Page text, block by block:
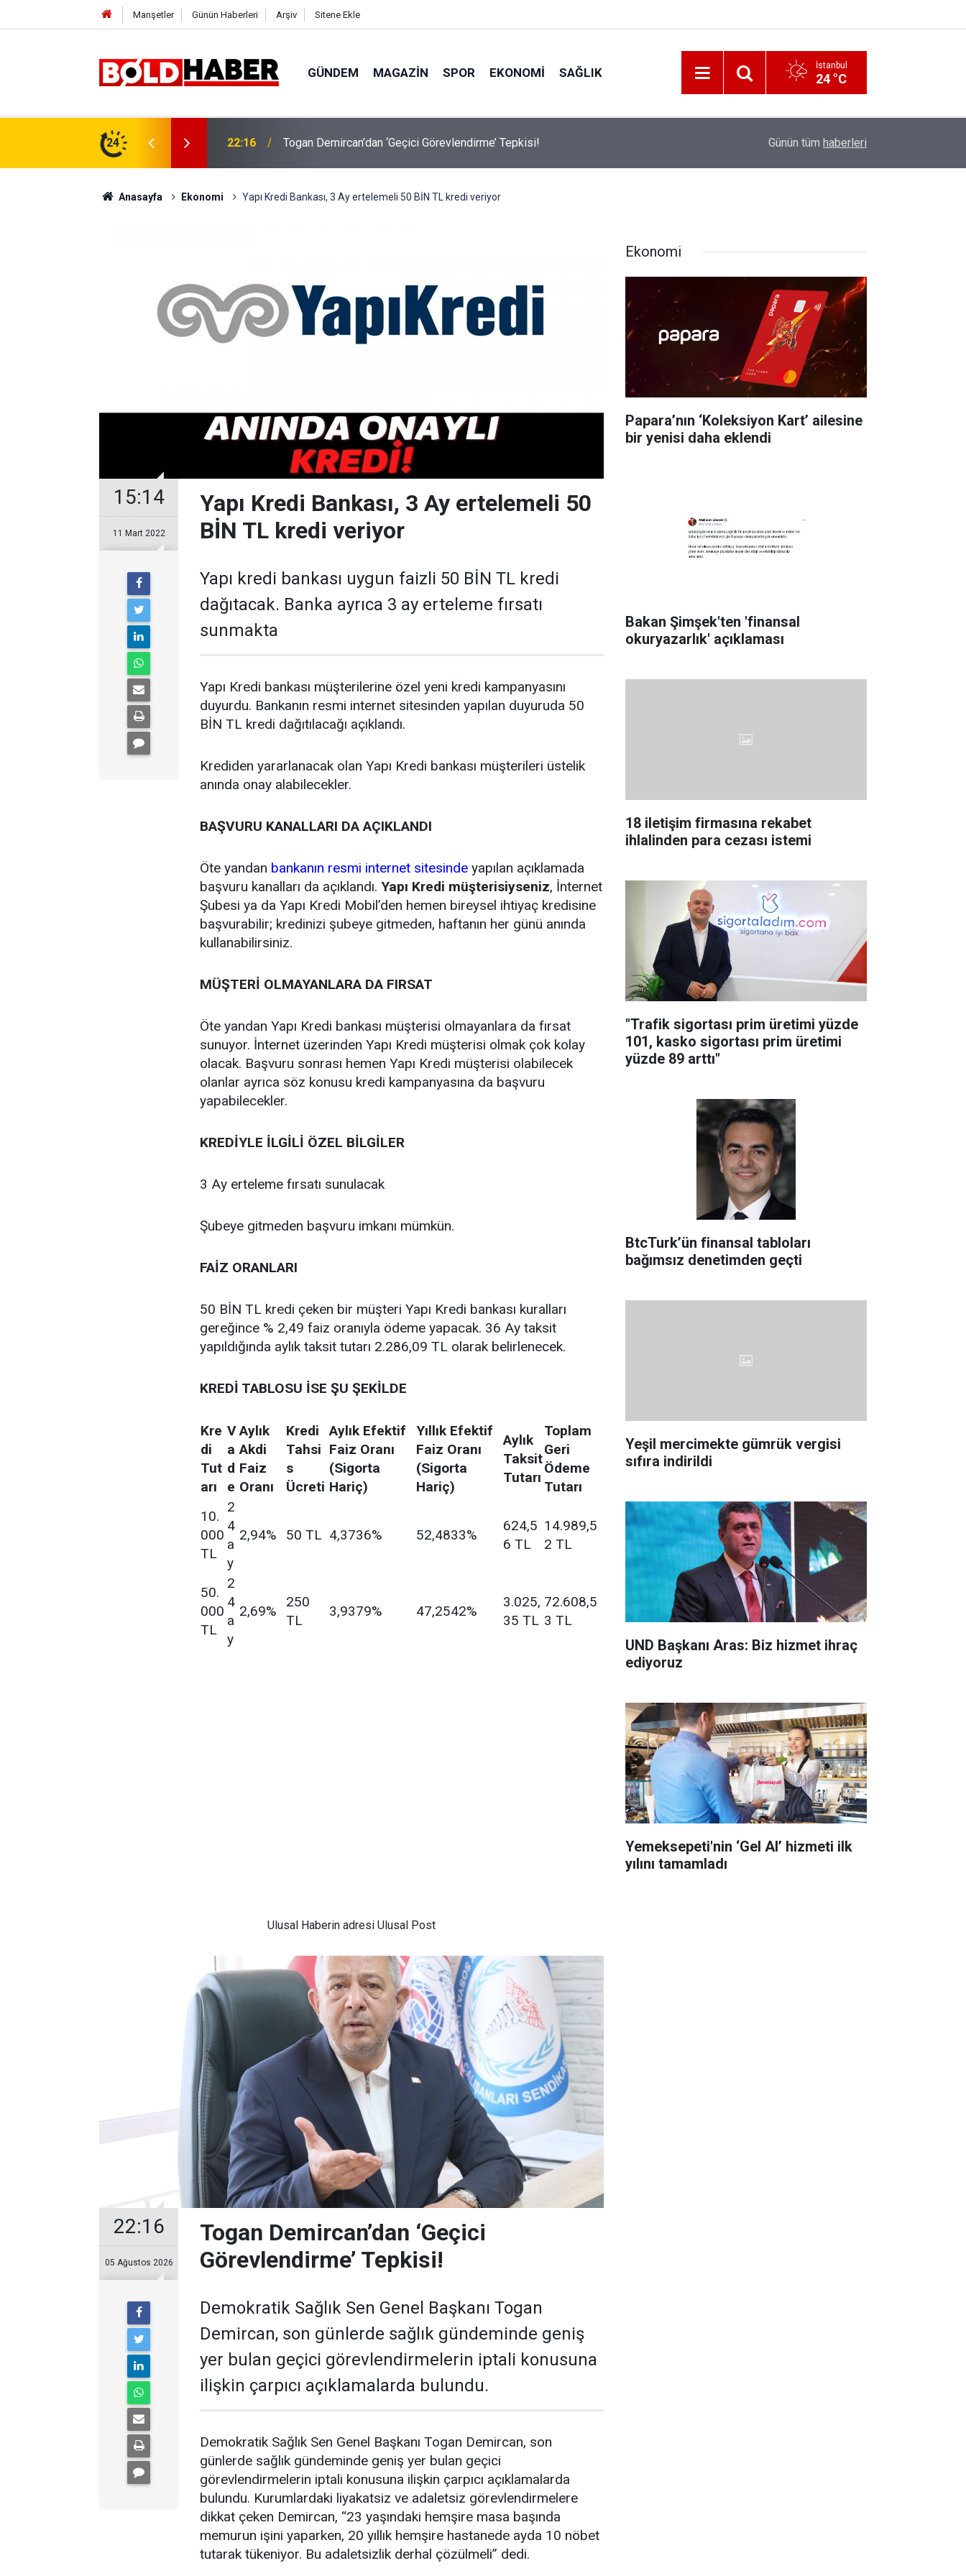
Manşetler Günün Haberleri Arşiv Sitene Ekle
GÜNDEM MAGAZIN SPOR EKONOMI SAĞLIK İstanbul
24 °C
24 19:32 Sıcak Havalarda Ödem Şikayetini Hafife Almayın! İzmir 112’de Kan Donduran İddialar!
Günün tüm haberleri
Anasayfa Ekonomi Yapı Kredi Bankası, 3 Ay ertelemeli 50 BİN TL kredi veriyor
15:14
11 Mart 2022
Yapı Kredi Bankası, 3 Ay ertelemeli 50
BİN TL kredi veriyor
Yapı kredi bankası uygun faizli 50 BİN TL kredi
dağıtacak. Banka ayrıca 3 ay erteleme fırsatı
sunmakta
Yapı Kredi bankası müşterilerine özel yeni kredi kampanyasını
duyurdu. Bankanın resmi internet sitesinden yapılan duyuruda 50
BİN TL kredi dağıtılacağı açıklandı.
Krediden yararlanacak olan Yapı Kredi bankası müşterileri üstelik
anında onay alabilecekler.
BAŞVURU KANALLARI DA AÇIKLANDI
Öte yandan bankanın resmi internet sitesinde yapılan açıklamada
başvuru kanalları da açıklandı. Yapı Kredi müşterisiyseniz, İnternet
Şubesi ya da Yapı Kredi Mobil’den hemen bireysel ihtiyaç kredisine
başvurabilir; kredinizi şubeye gitmeden, haftanın her günü anında
kullanabilirsiniz.
MÜŞTERİ OLMAYANLARA DA FIRSAT
Öte yandan Yapı Kredi bankası müşterisi olmayanlara da fırsat
sunuyor. İnternet üzerinden Yapı Kredi müşterisi olmak çok kolay
olacak. Başvuru sonrası hemen Yapı Kredi müşterisi olabilecek
olanlar ayrıca söz konusu kredi kampanyasına da başvuru
yapabilecekler.
KREDİYLE İLGİLİ ÖZEL BİLGİLER
3 Ay erteleme fırsatı sunulacak
Şubeye gitmeden başvuru imkanı mümkün.
FAİZ ORANLARI
50 BİN TL kredi çeken bir müşteri Yapı Kredi bankası kuralları
gereğince % 2,49 faiz oranıyla ödeme yapacak. 36 Ay taksit
yapıldığında aylık taksit tutarı 2.286,09 TL olarak belirlenecek.
KREDİ TABLOSU İSE ŞU ŞEKİLDE
Kre
di
Tut
arı
V
a
d
e
Aylık
Akdi
Faiz
Oranı
Kredi
Tahsi
s
Ücreti
Aylık Efektif
Faiz Oranı
(Sigorta
Hariç)
Yıllık Efektif
Faiz Oranı
(Sigorta
Hariç)
Aylık
Taksit
Tutarı
Toplam
Geri
Ödeme
Tutarı
10.
000
TL
2
4
a
y
2,94% 50 TL 4,3736% 52,4833%
624,5
6 TL
14.989,5
2 TL
50.
000
TL
2
4
a
y
2,69%
250
TL
3,9379% 47,2542%
3.025,
35 TL
72.608,5
3 TL
Ulusal Haberin adresi Ulusal Post
22:16
05 Ağustos 2026
Togan Demircan’dan ‘Geçici
Görevlendirme’ Tepkisi!
Demokratik Sağlık Sen Genel Başkanı Togan
Demircan, son günlerde sağlık gündeminde geniş
yer bulan geçici görevlendirmelerin iptali konusuna
ilişkin çarpıcı açıklamalarda bulundu.
Demokratik Sağlık Sen Genel Başkanı Togan Demircan, son
günlerde sağlık gündeminde geniş yer bulan geçici
görevlendirmelerin iptali konusuna ilişkin çarpıcı açıklamalarda
bulundu. Kurumlardaki liyakatsiz ve adaletsiz görevlendirmelere
dikkat çeken Demircan, “23 yaşındaki hemşire masa başında
memurun işini yaparken, 20 yıllık hemşire hastanede ayda 10 nöbet
tutarak tükeniyor. Bu adaletsizlik derhal çözülmeli” dedi.
Ekonomi
Papara’nın ‘Koleksiyon Kart’ ailesine
bir yenisi daha eklendi
Bakan Şimşek'ten 'finansal
okuryazarlık' açıklaması
18 iletişim firmasına rekabet
ihlalinden para cezası istemi
"Trafik sigortası prim üretimi yüzde
101, kasko sigortası prim üretimi
yüzde 89 arttı"
BtcTurk’ün finansal tabloları
bağımsız denetimden geçti
Yeşil mercimekte gümrük vergisi
sıfıra indirildi
UND Başkanı Aras: Biz hizmet ihraç
ediyoruz
Yemeksepeti'nin ‘Gel Al’ hizmeti ilk
yılını tamamladı